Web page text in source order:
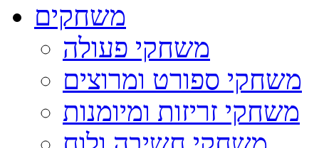
משחקים
משחקי פעולה
משחקי ספורט ומרוצים
משחקי זריזות ומיומנות